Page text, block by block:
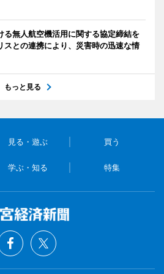
る無人航空機活用に関する協定締結を
との連携により、災害時の迅速な情
もっと見る
見る・遊ぶ 買う
学ぶ・知る 特集